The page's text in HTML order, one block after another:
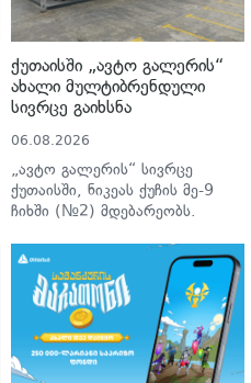
ქუთაისში „ავტო გალერის“
ახალი მულტიბრენდული
სივრცე გაიხსნა
06.08.2026
„ავტო გალერის“ სივრცე
ქუთაისში, ნიკეას ქუჩის მე-9
ჩიხში (№2) მდებარეობს.